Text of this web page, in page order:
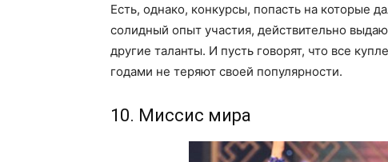
Есть, однако, конкурсы, попасть на которые
солидный опыт участия, действительно
другие таланты. И пусть говорят, что все
годами не теряют своей популярности.
10. Миссис мира